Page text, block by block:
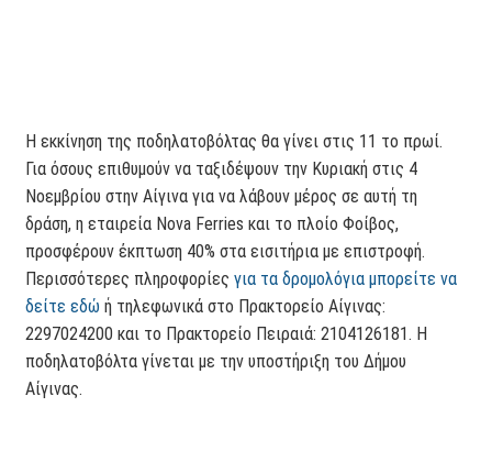
Η εκκίνηση της ποδηλατοβόλτας θα γίνει στις 11 το πρωί.
Για όσους επιθυμούν να ταξιδέψουν την Κυριακή στις 4
Νοεμβρίου στην Αίγινα για να λάβουν μέρος σε αυτή τη
δράση, η εταιρεία Nova Ferries και το πλοίο Φοίβος,
προσφέρουν έκπτωση 40% στα εισιτήρια με επιστροφή.
Περισσότερες πληροφορίεςγια τα δρομολόγια μπορείτε να
δείτε εδώ ή τηλεφωνικά στο Πρακτορείο Αίγινας:
2297024200 και το Πρακτορείο Πειραιά: 2104126181. Η
ποδηλατοβόλτα γίνεται με την υποστήριξη του Δήμου
Αίγινας.